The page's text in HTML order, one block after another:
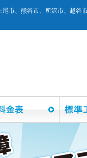
市、熊谷市、所沢市、越谷